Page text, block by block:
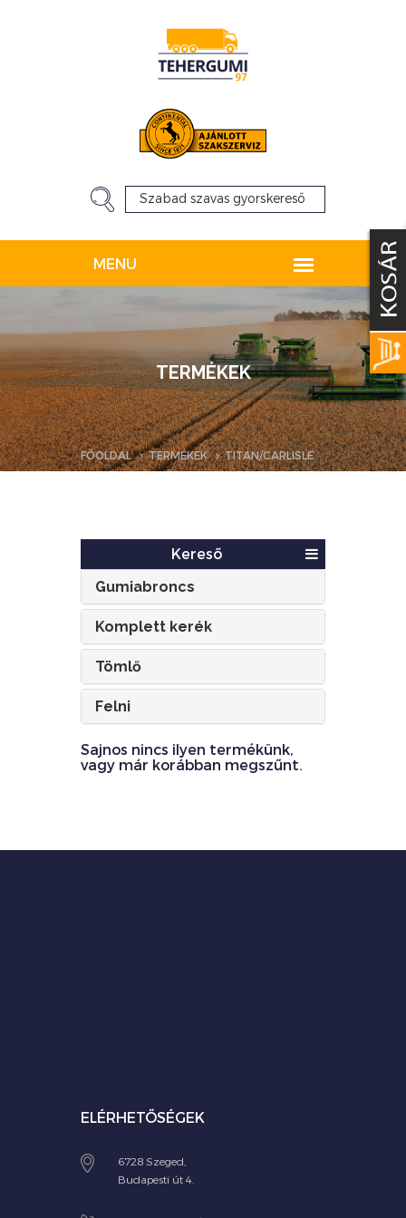
TERMÉKEK
FŐOLDAL TERMÉKEK TITAN/CARLISLE
Kereső
Gumiabroncs
Komplett kerék
Tömlő
Felni
Sajnos nincs ilyen termékünk,
vagy már korábban megszűnt.
ELÉRHETŐSÉGEK
6728 Szeged,
Budapesti út 4.